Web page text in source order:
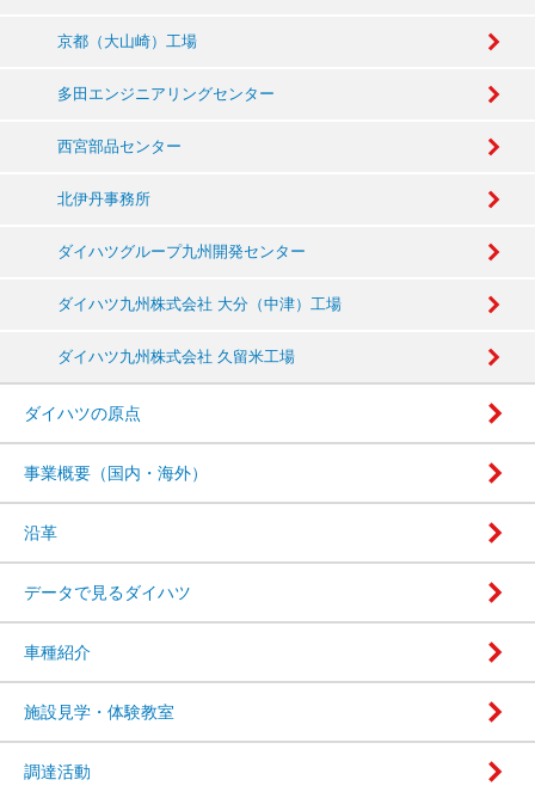
京都（大山崎）工場
多田エンジニアリングセンター
西宮部品センター
北伊丹事務所
ダイハツグループ九州開発センター
ダイハツ九州株式会社 大分（中津）工場
ダイハツ九州株式会社 久留米工場
ダイハツの原点
事業概要（国内・海外）
沿革
データで見るダイハツ
車種紹介
施設見学・体験教室
調達活動